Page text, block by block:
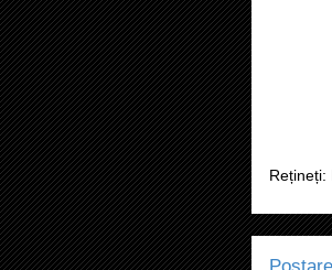
Rețineți: